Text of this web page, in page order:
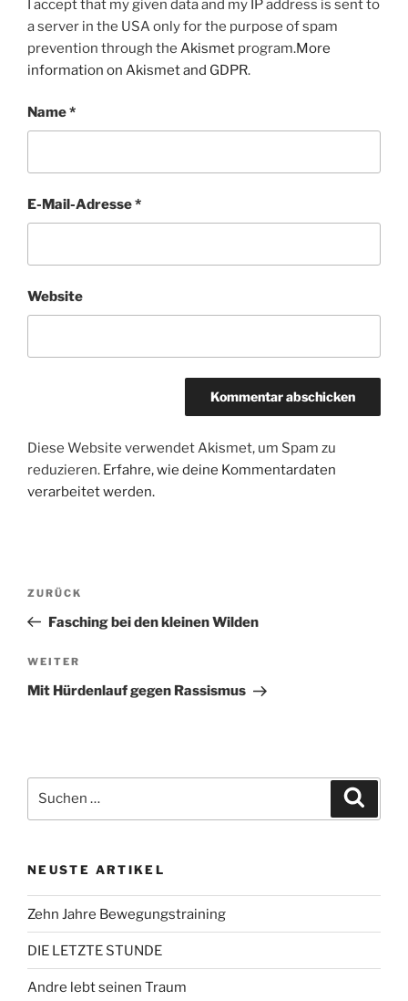
I accept that my given data and my IP address is sent to
a server in the USA only for the purpose of spam
prevention through the Akismet program.More
information on Akismet and GDPR.
Name*
E-Mail-Adresse*
Website
Diese Website verwendet Akismet, um Spam zu
reduzieren. Erfahre, wie deine Kommentardaten
verarbeitet werden.
Beitragsnavigation
Vorheriger
Beitrag
ZURÜCK
Fasching bei den kleinen Wilden
Nächster
Beitrag
WEITER
Mit Hürdenlauf gegen Rassismus
nach:
NEUSTE ARTIKEL
Zehn Jahre Bewegungstraining
DIE LETZTE STUNDE
Andre lebt seinen Traum